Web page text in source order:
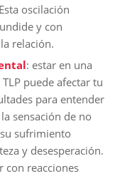
oscilación
y con
relación.
: estar en una
puede afectar tu
para entender
sensación de no
sufrimiento
y desesperación.
con reacciones